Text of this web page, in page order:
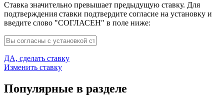
Ставка значительно превышает предыдущую ставку. Для
подтверждения ставки подтвердите согласие на установку и
введите слово "СОГЛАСЕН" в поле ниже:
ДА, сделать ставку
Изменить ставку
Популярные в разделе